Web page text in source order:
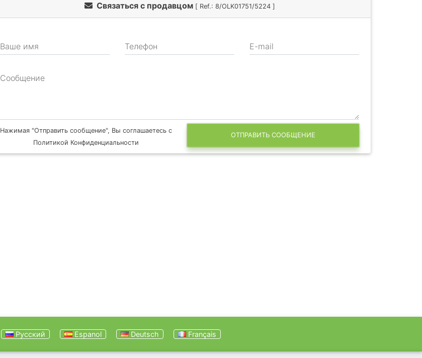
Связаться с продавцом [ Ref.: 8/OLK01751/5224 ]
Ваше имя Телефон E-mail
Сообщение
Нажимая "Отправить сообщение", Вы соглашаетесь с
Политикой Конфиденциальности
ОТПРАВИТЬ СООБЩЕНИЕ
Русский Espanol Deutsch Français